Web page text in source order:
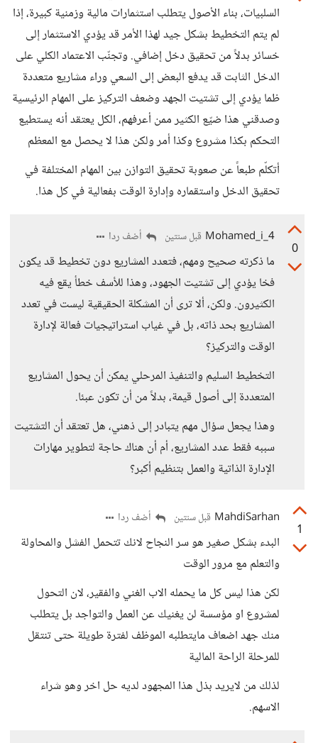
السلبيات، بناء الأصول يتطلب استثمارات مالية وزمنية كبيرة، إذا
لم يتم التخطيط بشكل جيد لهذا الأمر قد يؤدي الاستثمار إلى
خسائر بدلاً من تحقيق دخل إضافي. وتجنّب الاعتماد الكلي على
الدخل الثابت قد يدفع البعض إلى السعي وراء مشاريع متعددة
ظما يؤدي إلى تشتيت الجهد وضعف التركيز على المهام الرئيسية
وصدقني هذا ضيّع الكثير ممن أعرفهم، الكل يعتقد أنه يستطيع
التحكم بكذا مشروع وكذا أمر ولكن هذا لا يحصل مع المعظم
أتكلّم طبعاً عن صعوبة تحقيق التوازن بين المهام المختلفة في
تحقيق الدخل واستقماره وإدارة الوقت بفعالية في كل هذا.
0
Mohamed_i_4 قبل سنتين أضف ردا
ما ذكرته صحيح ومهم، فتعدد المشاريع دون تخطيط قد يكون
فخا يؤدي إلى تشتيت الجهود، وهذا للأسف خطأ يقع فيه
الكثيرون. ولكن، ألا ترى أن المشكلة الحقيقية ليست في تعدد
المشاريع بحد ذاته، بل في غياب استراتيجيات فعالة لإدارة
الوقت والتركيز؟
التخطيط السليم والتنفيذ المرحلي يمكن أن يحول المشاريع
المتعددة إلى أصول قيمة، بدلاً من أن تكون عبئا.
وهذا يجعل سؤال مهم يتبادر إلى ذهني، هل تعتقد أن التشتيت
سببه فقط عدد المشاريع، أم أن هناك حاجة لتطوير مهارات
الإدارة الذاتية والعمل بتنظيم أكبر؟
1
MahdiSarhan قبل سنتين أضف ردا
البدء بشكل صغير هو سر النجاح لانك تتحمل الفشل والمحاولة
والتعلم مع مرور الوقت
لكن هذا ليس كل ما يحمله الاب الغني والفقير، لان التحول
لمشروع او مؤسسة لن يغنيك عن العمل والتواجد بل يتطلب
منك جهد اضعاف مايتطلبه الموظف لفترة طويلة حتى تنتقل
للمرحلة الراحة المالية
لذلك من لايريد بذل هذا المجهود لديه حل اخر وهو شراء
الاسهم.